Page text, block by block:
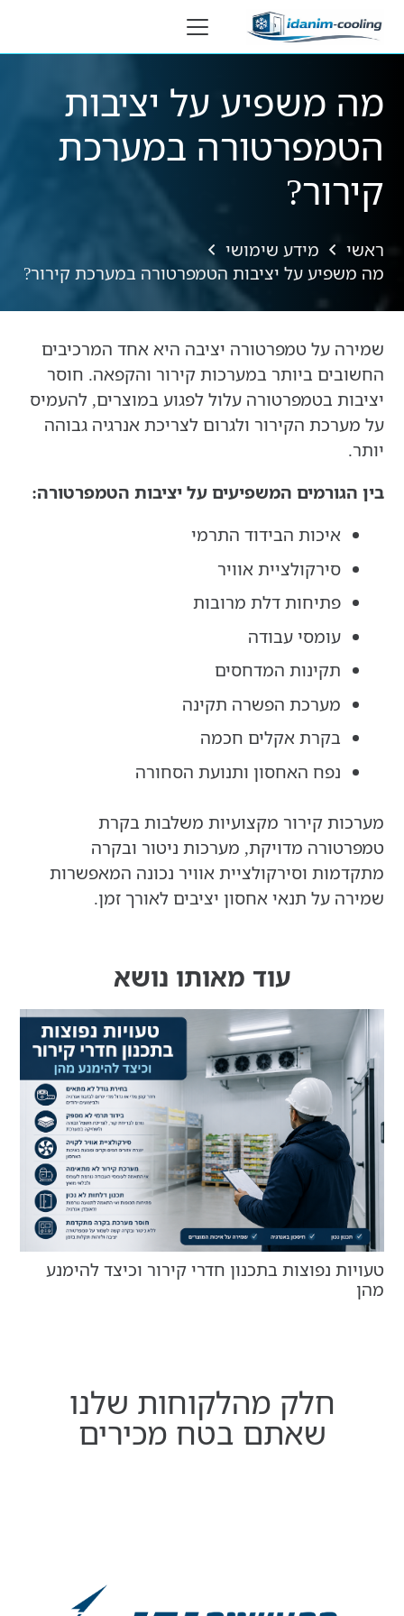
מה משפיע על יציבות
הטמפרטורה במערכת
קירור?
ראשי
מידע שימושי
מה משפיע על יציבות הטמפרטורה במערכת קירור?
שמירה על טמפרטורה יציבה היא אחד המרכיבים
החשובים ביותר במערכות קירור והקפאה. חוסר
יציבות בטמפרטורה עלול לפגוע במוצרים, להעמיס
על מערכת הקירור ולגרום לצריכת אנרגיה גבוהה
יותר.
בין הגורמים המשפיעים על יציבות הטמפרטורה:
איכות הבידוד התרמי
סירקולציית אוויר
פתיחות דלת מרובות
עומסי עבודה
תקינות המדחסים
מערכת הפשרה תקינה
בקרת אקלים חכמה
נפח האחסון ותנועת הסחורה
מערכות קירור מקצועיות משלבות בקרת
טמפרטורה מדויקת, מערכות ניטור ובקרה
מתקדמות וסירקולציית אוויר נכונה המאפשרות
שמירה על תנאי אחסון יציבים לאורך זמן.
עוד מאותו נושא
טעויות נפוצות בתכנון חדרי קירור וכיצד להימנע
מהן
חלק מהלקוחות שלנו
שאתם בטח מכירים